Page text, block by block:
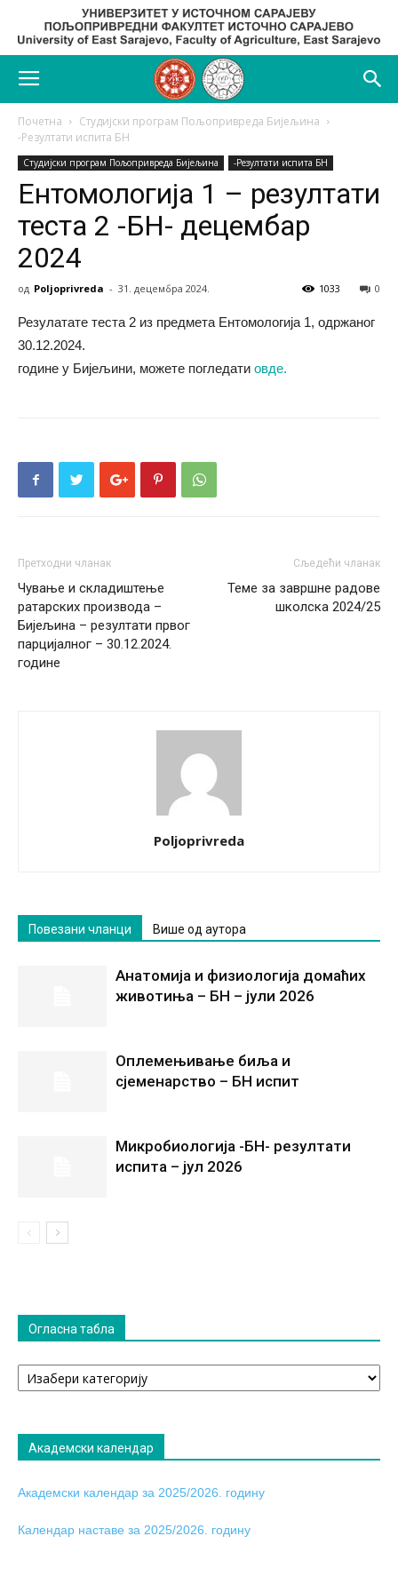
Почетна
Студијски програм Пољопривреда Бијељина
-Резултати испита БН
Студијски програм Пољопривреда Бијељина -Резултати испита БН
Ентомологија 1 – резултати
теста 2 -БН- децембар
2024
од Poljoprivreda - 31. децембра 2024. 0
1033
Резулатате теста 2 из предмета Ентомологија 1, одржаног
30.12.2024.
године у Бијељини, можете погледати овде.
Претходни чланак
Чување и складиштење
ратарских производа –
Бијељина – резултати првог
парцијалног – 30.12.2024.
године
Сљедећи чланак
Теме за завршне радове
школска 2024/25
Poljoprivreda
Повезани чланци Више од аутора
Анатомија и физиологија домаћих
животиња – БН – јули 2026
Оплемењивање биља и
сјеменарство – БН испит
Микробиологија -БН- резултати
испита – јул 2026
Огласна табла
Огласна
табла
Академски календар
Академски календар за 2025/2026. годину
Календар наставе за 2025/2026. годину